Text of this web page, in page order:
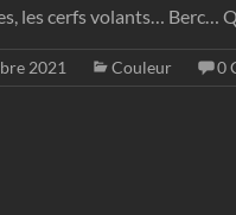
les cerfs volants… Berc…
2021 Couleur 0